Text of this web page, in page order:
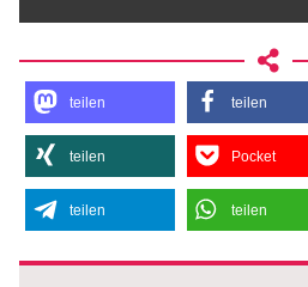
teilen teilen
teilen Pocket
teilen teilen